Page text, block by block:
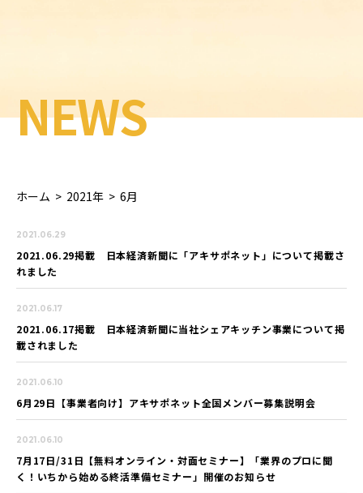
NEWS
ホーム > 2021年 > 6月
2021.06.29
2021.06.29掲載 日本経済新聞に「アキサポネット」について掲載さ
れました
2021.06.17
2021.06.17掲載 日本経済新聞に当社シェアキッチン事業について掲
載されました
2021.06.10
6月29日【事業者向け】アキサポネット全国メンバー募集説明会
2021.06.10
7月17日/31日【無料オンライン・対面セミナー】「業界のプロに聞
く！いちから始める終活準備セミナー」開催のお知らせ